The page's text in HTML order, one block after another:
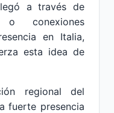
a través de
o conexiones
en Italia,
esta idea de
regional del
fuerte presencia